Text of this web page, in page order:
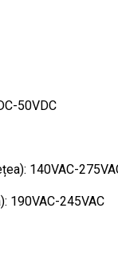
50VDC
140VAC-
190VAC-245VAC